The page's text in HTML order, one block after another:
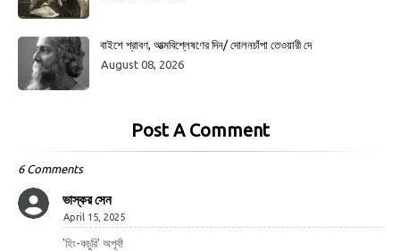
বাইশে শ্রাবণ, আত্মবিশ্লেষণের দিন/ দোলনচাঁপা তেওয়ারী দে
August 08, 2026
Post A Comment
6 Comments
ভাস্কর সেন
April 15, 2025
'হিং-কচুরি' অপূর্ব!